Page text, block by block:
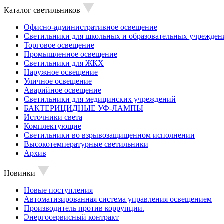
Каталог светильников
Офисно-административное освещение
Светильники для школьных и образовательных
Торговое освещение
Промышленное освещение
Светильники для ЖКХ
Наружное освещение
Уличное освещение
Аварийное освещение
Светильники для медицинских учреждений
БАКТЕРИЦИДНЫЕ УФ-ЛАМПЫ
Источники света
Комплектующие
Светильники во взрывозащищенном исполнении
Высокотемпературные светильники
Архив
Новинки
Новые поступления
Автоматизированная система управления освещением
Производитель против коррупции.
Энергосервисный контракт